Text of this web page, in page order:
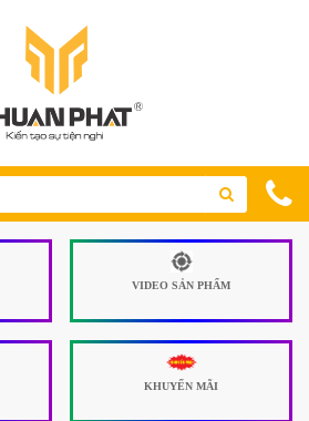
VIDEO SẢN PHẨM
KHUYẾN MÃI